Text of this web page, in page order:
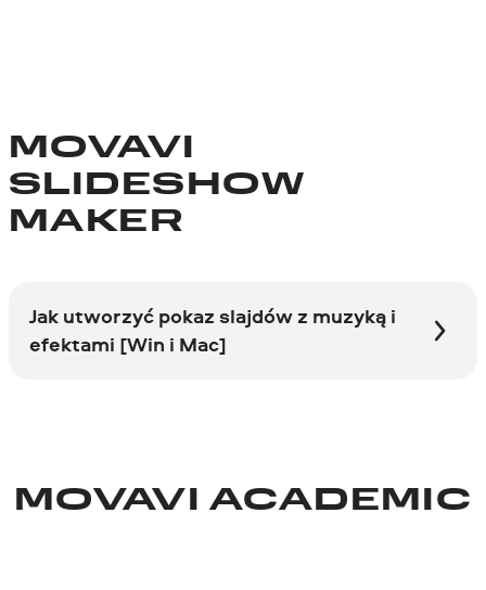
MOVAVI
SLIDESHOW
MAKER
Jak utworzyć pokaz slajdów z muzyką i
efektami [Win i Mac]
MOVAVI ACADEMIC